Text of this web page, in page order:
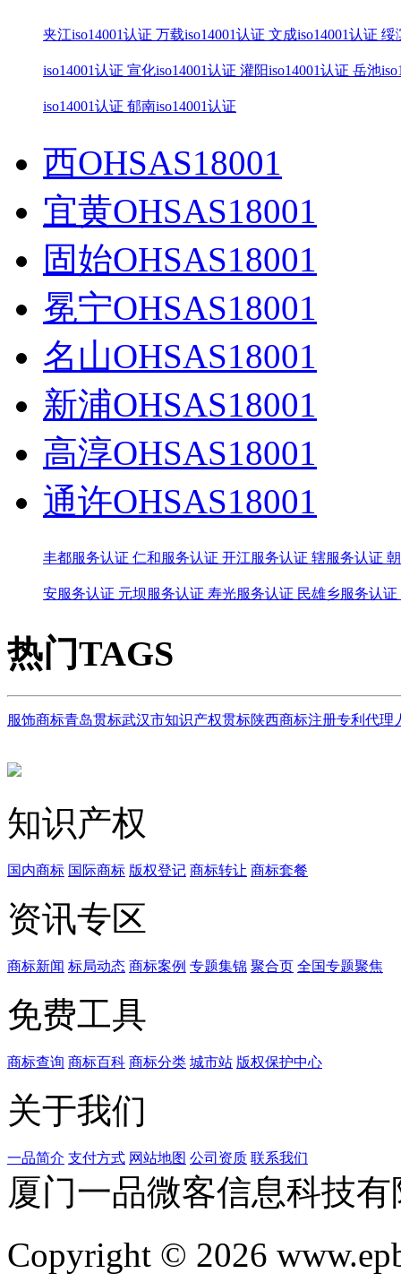
夹江iso14001认证 万载iso14001认证 文成iso14001认证 绥
iso14001认证 宣化iso14001认证 灌阳iso14001认证 岳池
iso14001认证 郁南iso14001认证
西OHSAS18001
宜黄OHSAS18001
固始OHSAS18001
冕宁OHSAS18001
名山OHSAS18001
新浦OHSAS18001
高淳OHSAS18001
通许OHSAS18001
丰都服务认证 仁和服务认证 开江服务认证 辖服务认证
安服务认证 元坝服务认证 寿光服务认证 民雄乡服务认证
热门TAGS
服饰商标青岛贯标武汉市知识产权贯标陕西商标注册专利代理
知识产权
国内商标 国际商标 版权登记 商标转让 商标套餐
资讯专区
商标新闻 标局动态 商标案例 专题集锦 聚合页 全国专题聚焦
免费工具
商标查询 商标百科 商标分类 城市站 版权保护中心
关于我们
一品简介 支付方式 网站地图 公司资质 联系我们
厦门一品微客信息科技
Copyright © 2026